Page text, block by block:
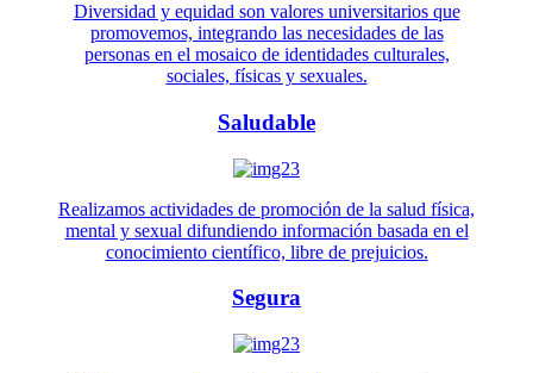
Diversidad y equidad son valores universitarios que
promovemos, integrando las necesidades de las
personas en el mosaico de identidades culturales,
sociales, físicas y sexuales.
Saludable
Realizamos actividades de promoción de la salud física,
mental y sexual difundiendo información basada en el
conocimiento científico, libre de prejuicios.
Segura